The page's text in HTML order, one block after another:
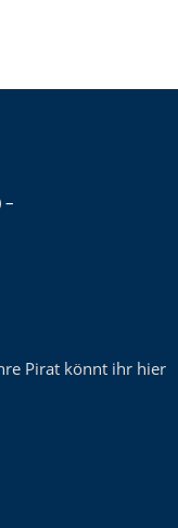
–
Pirat könnt ihr hier